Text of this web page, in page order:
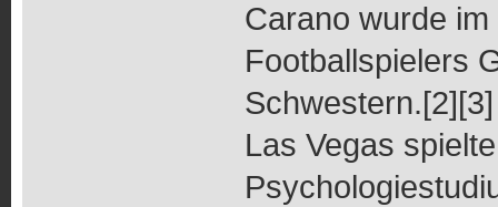
Carano wurde
Footballspielers
Las Vegas